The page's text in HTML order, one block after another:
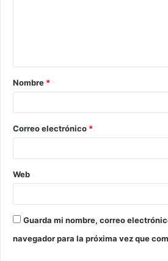
Nombre *
Correo electrónico *
Web
Guarda mi nombre, correo
navegador para la próxima vez que